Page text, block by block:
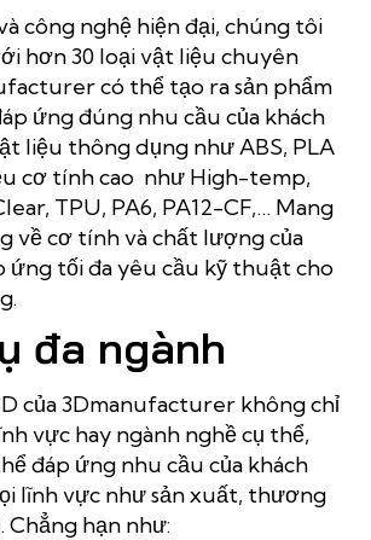
công nghệ hiện đại, chúng tôi
hơn 30 loại vật liệu chuyên
có thể tạo ra sản phẩm
ứng đúng nhu cầu của khách
liệu thông dụng như ABS, PLA
cơ tính cao như High-temp,
TPU, PA6, PA12-CF,… Mang
về cơ tính và chất lượng của
ứng tối đa yêu cầu kỹ thuật cho
đa ngành
của 3Dmanufacturer không chỉ
vực hay ngành nghề cụ thể,
đáp ứng nhu cầu của khách
lĩnh vực như sản xuất, thương
Chẳng hạn như: